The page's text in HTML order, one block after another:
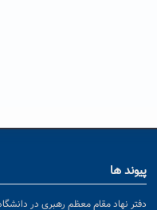
پیوند ها
دفتر نهاد مقام معظم رهبری در